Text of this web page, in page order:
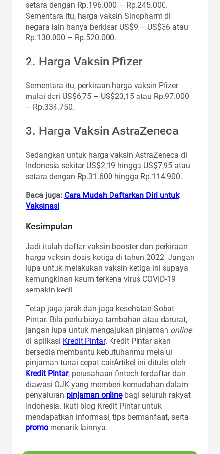
setara dengan Rp.196.000 – Rp.245.000.
Sementara itu, harga vaksin Sinopharm di
negara lain hanya berkisar US$9 – US$36 atau
Rp.130.000 – Rp.520.000.
2. Harga Vaksin Pfizer
Sementara itu, perkiraan harga vaksin Pfizer
mulai dari US$6,75 – US$23,15 atau Rp.97.000
– Rp.334.750.
3. Harga Vaksin AstraZeneca
Sedangkan untuk harga vaksin AstraZeneca di
Indonesia sekitar US$2,19 hingga US$7,95 atau
setara dengan Rp.31.600 hingga Rp.114.900.
Baca juga: Cara Mudah Daftarkan Diri untuk
Vaksinasi
Kesimpulan
Jadi itulah daftar vaksin booster dan perkiraan
harga vaksin dosis ketiga di tahun 2022. Jangan
lupa untuk melakukan vaksin ketiga ini supaya
kemungkinan kaum terkena virus COVID-19
semakin kecil.
Tetap jaga jarak dan jaga kesehatan Sobat
Pintar. Bila perlu biaya tambahan atau darurat,
jangan lupa untuk mengajukan pinjaman online
di aplikasi Kredit Pintar. Kredit Pintar akan
bersedia membantu kebutuhanmu melalui
pinjaman tunai cepat cairArtikel ini ditulis oleh
Kredit Pintar, perusahaan fintech terdaftar dan
diawasi OJK yang memberi kemudahan dalam
penyaluran pinjaman onlinebagi seluruh rakyat
Indonesia. Ikuti blog Kredit Pintar untuk
mendapatkan informasi, tips bermanfaat, serta
promo menarik lainnya.